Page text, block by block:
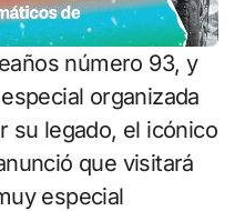
organizada
su legado, el icónico
que visitará
especial